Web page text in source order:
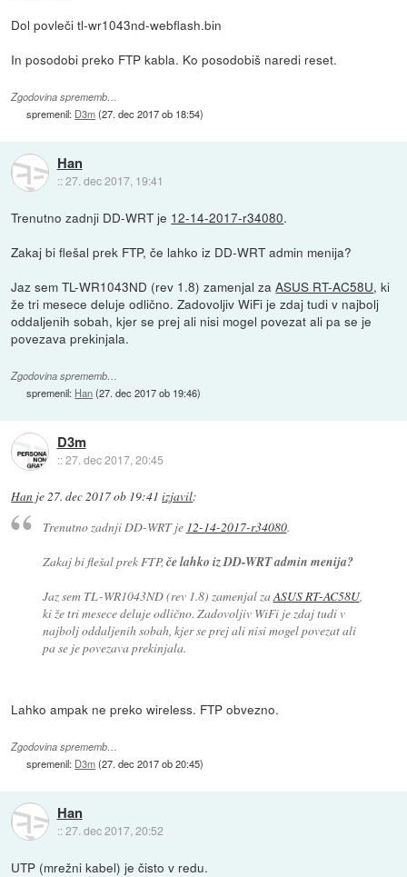
Dol povleči tl-wr1043nd-webflash.bin
In posodobi preko FTP kabla. Ko posodobiš naredi reset.
Zgodovina sprememb…
spremenil: D3m(27. dec 2017 ob 18:54)
Han
::27. dec 2017, 19:41
Trenutno zadnji DD-WRT je 12-14-2017-r34080.
Zakaj bi flešal prek FTP, če lahko iz DD-WRT admin menija?
Jaz sem TL-WR1043ND (rev 1.8) zamenjal zaASUS RT-AC58U, ki
že tri mesece deluje odlično. Zadovoljiv WiFi je zdaj tudi v najbolj
oddaljenih sobah, kjer se prej ali nisi mogel povezat ali pa se je
povezava prekinjala.
Zgodovina sprememb…
spremenil: Han(27. dec 2017 ob 19:46)
D3m
::27. dec 2017, 20:45
Han je27. dec 2017 ob 19:41 izjavil:
Trenutno zadnji DD-WRT je 12-14-2017-r34080.
Zakaj bi flešal prek FTP,če lahko iz DD-WRT admin menija?
Jaz sem TL-WR1043ND (rev 1.8) zamenjal zaASUS RT-AC58U,
ki že tri mesece deluje odlično. Zadovoljiv WiFi je zdaj tudi v
najbolj oddaljenih sobah, kjer se prej ali nisi mogel povezat ali
pa se je povezava prekinjala.
Lahko ampak ne preko wireless. FTP obvezno.
Zgodovina sprememb…
spremenil: D3m(27. dec 2017 ob 20:45)
Han
::27. dec 2017, 20:52
UTP (mrežni kabel) je čisto v redu.